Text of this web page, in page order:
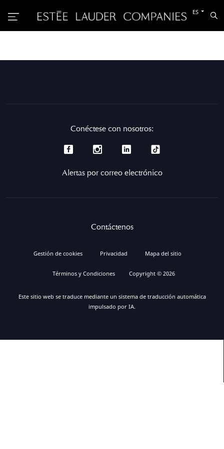
Cambiar
idioma
ES
Conéctese con nosotros:
Alertas por correo electrónico
Contáctenos
Gestión de cookies Privacidad Mapa del sitio
Términos y Condiciones Copyright © 2026
Este sitio web se traduce mediante un sistema de traducción automática
impulsado por IA.